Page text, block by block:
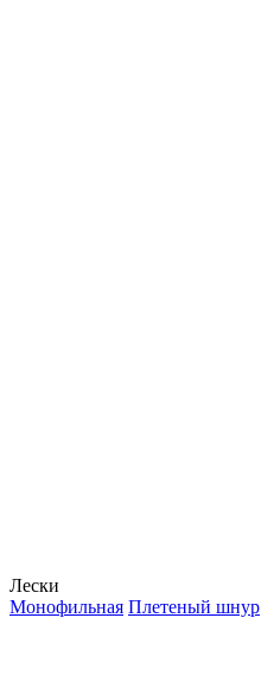
Лески
Монофильная Плетеный шнур